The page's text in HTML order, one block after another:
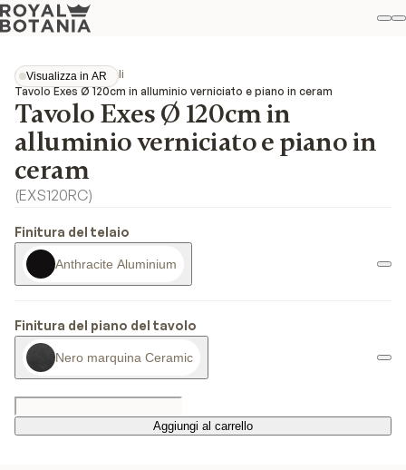
Il
Visualizza in AR
Visualizza in AR
CollezioniExes Tavoli
Tavolo Exes Ø 120cm in alluminio verniciato e piano in ceram
Tavolo Exes Ø 120cm in
alluminio verniciato e piano in
ceram
(EXS120RC)
Finitura del telaio
Anthracite Aluminium
Finitura del piano del tavolo
Nero marquina Ceramic
Aggiungi al carrello
Aggiungi al carrello